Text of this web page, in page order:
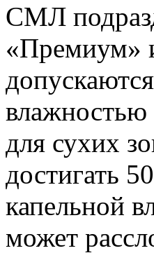
СМЛ
«Премиум»
влажностью
для сухих
достигать
капельной
может